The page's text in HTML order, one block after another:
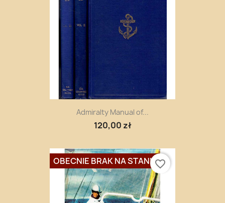
Admiralty Manual of...
120,00 zł
OBECNIE BRAK NA STANIEfavorite_border